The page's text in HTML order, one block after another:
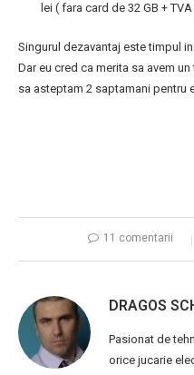
lei ( fara card de 32 GB +
Singurul dezavantaj este timpul
Dar eu cred ca merita sa avem
sa asteptam 2 saptamani pentru
11 comentarii
DRAGOS
Pasionat de
orice jucarie